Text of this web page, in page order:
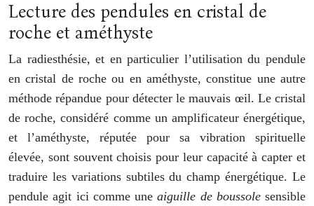
Lecture des pendules en cristal de
roche et améthyste
La radiesthésie, et en particulier l’utilisation du pendule
en cristal de roche ou en améthyste, constitue une autre
méthode répandue pour détecter le mauvais œil. Le cristal
de roche, considéré comme un amplificateur énergétique,
et l’améthyste, réputée pour sa vibration spirituelle
élevée, sont souvent choisis pour leur capacité à capter et
traduire les variations subtiles du champ énergétique. Le
pendule agit ici comme uneaiguille de boussolesensible